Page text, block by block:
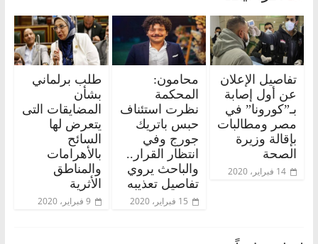
تفاصيل الإعلان
عن أول إصابة
بـ”كورونا” في
مصر ومطالبات
بإقالة وزيرة
الصحة
14 فبراير، 2020
محامون:
المحكمة
نظرت استئناف
حبس باتريك
جورج وفي
انتظار القرار..
والباحث يروي
تفاصيل تعذيبه
15 فبراير، 2020
طلب برلماني
بشأن
المضايقات التى
يتعرض لها
السائح
بالأهرامات
والمناطق
الأثرية
9 فبراير، 2020